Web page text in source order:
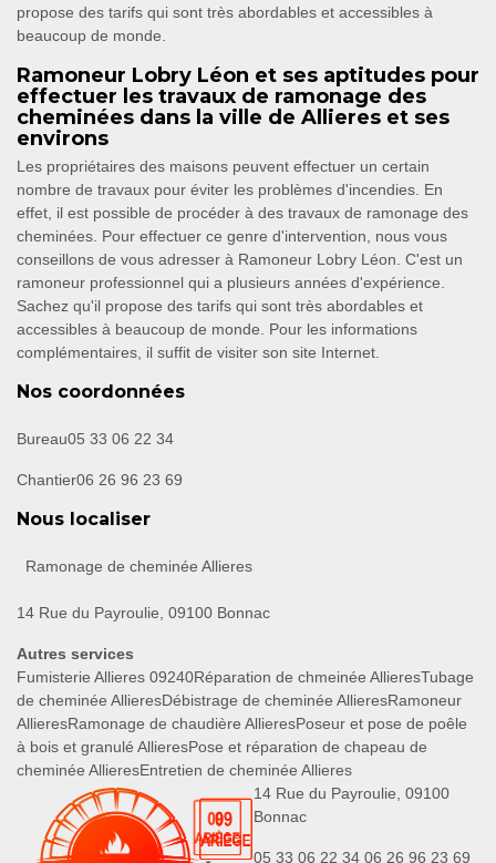
propose des tarifs qui sont très abordables et accessibles à
beaucoup de monde.
Ramoneur Lobry Léon et ses aptitudes pour
effectuer les travaux de ramonage des
cheminées dans la ville de Allieres et ses
environs
Les propriétaires des maisons peuvent effectuer un certain
nombre de travaux pour éviter les problèmes d'incendies. En
effet, il est possible de procéder à des travaux de ramonage des
cheminées. Pour effectuer ce genre d'intervention, nous vous
conseillons de vous adresser à Ramoneur Lobry Léon. C'est un
ramoneur professionnel qui a plusieurs années d'expérience.
Sachez qu'il propose des tarifs qui sont très abordables et
accessibles à beaucoup de monde. Pour les informations
complémentaires, il suffit de visiter son site Internet.
Nos coordonnées
Bureau05 33 06 22 34
Chantier06 26 96 23 69
Nous localiser
Ramonage de cheminée Allieres
14 Rue du Payroulie, 09100 Bonnac
Autres services
Fumisterie Allieres 09240Réparation de chmeinée AllieresTubage
de cheminée AllieresDébistrage de cheminée AllieresRamoneur
AllieresRamonage de chaudière AllieresPoseur et pose de poêle
à bois et granulé AllieresPose et réparation de chapeau de
cheminée AllieresEntretien de cheminée Allieres
14 Rue du Payroulie, 09100
Bonnac
05 33 06 22 34 06 26 96 23 69